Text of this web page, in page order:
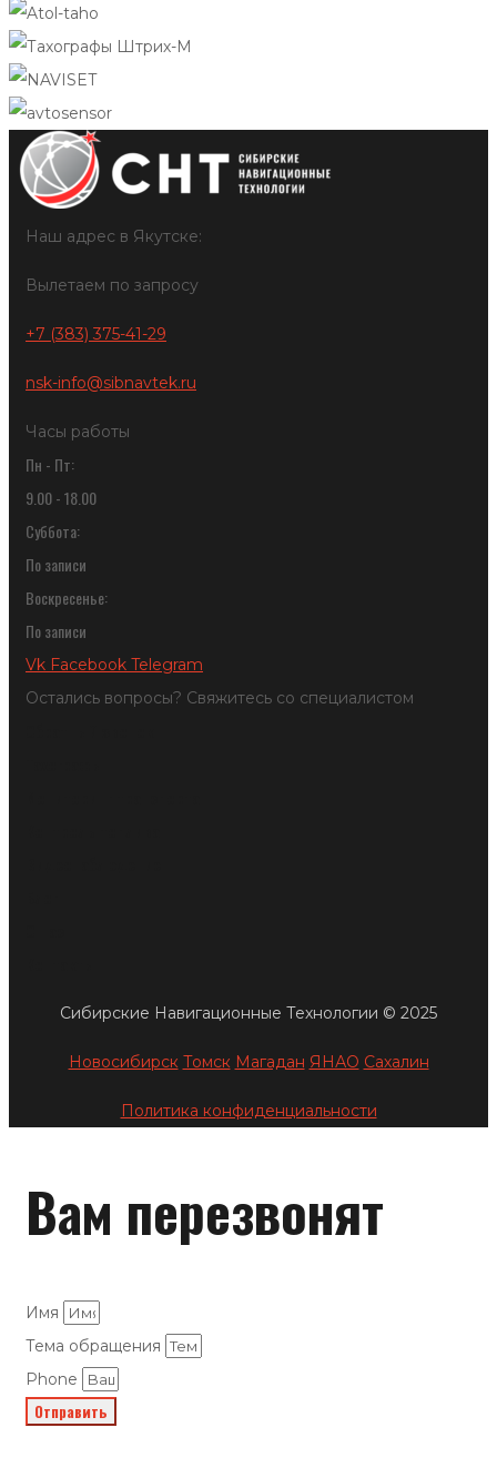
Наш адрес в Якутске:
Вылетаем по запросу
+7 (383) 375-41-29
nsk-info@sibnavtek.ru
Часы работы
Пн - Пт:
9.00 - 18.00
Суббота:
По записи
Воскресенье:
По записи
Vk Facebook Telegram
Остались вопросы? Свяжитесь со специалистом
Сибирские Навигационные Технологии © 2025
Новосибирск Томск Магадан ЯНАО Сахалин
Политика конфиденциальности
Вам перезвонят
Имя
Тема обращения
Phone
Отправить